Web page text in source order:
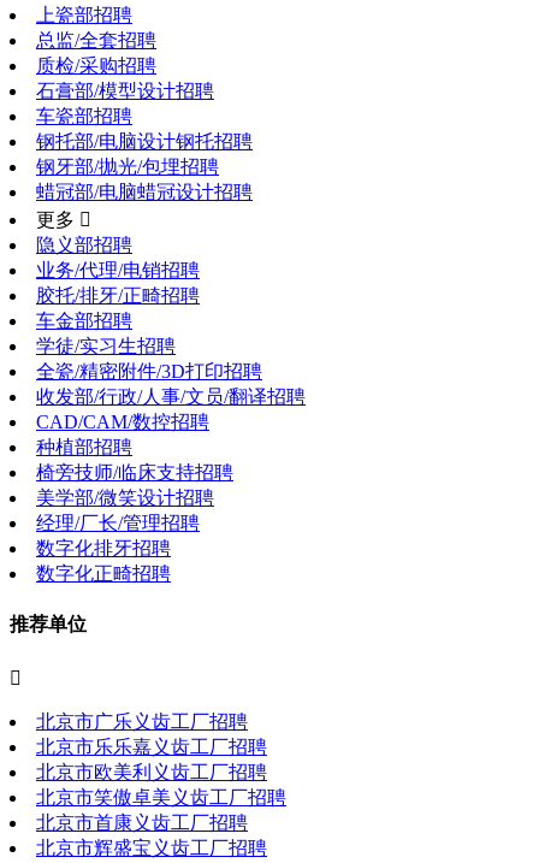
上瓷部招聘
总监/全套招聘
质检/采购招聘
石膏部/模型设计招聘
车瓷部招聘
钢托部/电脑设计钢托招聘
钢牙部/抛光/包埋招聘
蜡冠部/电脑蜡冠设计招聘
更多 
隐义部招聘
业务/代理/电销招聘
胶托/排牙/正畸招聘
车金部招聘
学徒/实习生招聘
全瓷/精密附件/3D打印招聘
收发部/行政/人事/文员/翻译招聘
CAD/CAM/数控招聘
种植部招聘
椅旁技师/临床支持招聘
美学部/微笑设计招聘
经理/厂长/管理招聘
数字化排牙招聘
数字化正畸招聘
推荐单位

北京市广乐义齿工厂招聘
北京市乐乐嘉义齿工厂招聘
北京市欧美利义齿工厂招聘
北京市笑傲卓美义齿工厂招聘
北京市首康义齿工厂招聘
北京市辉盛宝义齿工厂招聘